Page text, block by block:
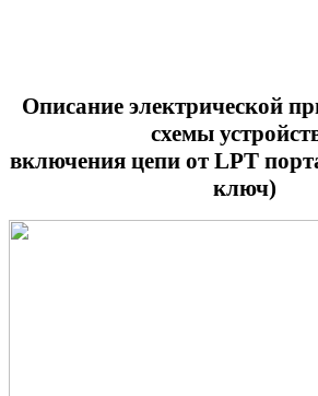
Описание электрической
схемы
включения цепи от LPT
ключ)